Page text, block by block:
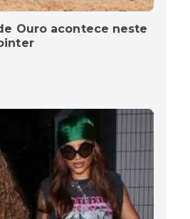
Ouro acontece neste